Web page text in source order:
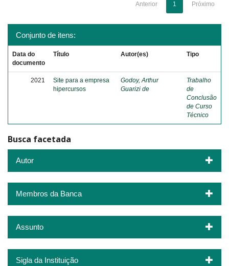
Anterior 1 Próximo
Conjunto de itens:
Data do
documento
Título Autor(es) Tipo
2021
Site para a empresa
hipercursos
Godoy, Arthur
Guarizi de
Trabalho
de
Conclusão
de Curso
Técnico
Busca facetada
Autor
Membros da Banca
Assunto
Sigla da Instituição